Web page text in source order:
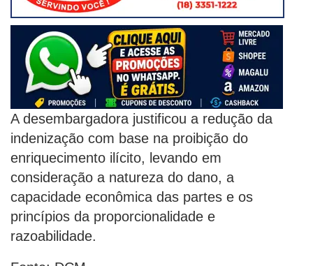
A desembargadora justificou a redução da
indenização com base na proibição do
enriquecimento ilícito, levando em
consideração a natureza do dano, a
capacidade econômica das partes e os
princípios da proporcionalidade e
razoabilidade.